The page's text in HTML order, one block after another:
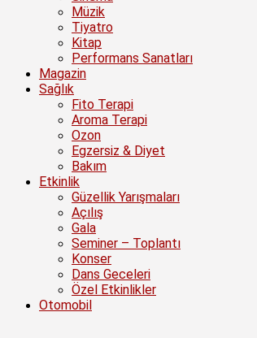
Müzik
Tiyatro
Kitap
Performans Sanatları
Magazin
Sağlık
Fito Terapi
Aroma Terapi
Ozon
Egzersiz & Diyet
Bakım
Etkinlik
Güzellik Yarışmaları
Açılış
Gala
Seminer – Toplantı
Konser
Dans Geceleri
Özel Etkinlikler
Otomobil